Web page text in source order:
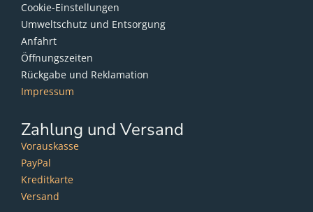
Cookie-Einstellungen
Umweltschutz und Entsorgung
Anfahrt
Öffnungszeiten
Rückgabe und Reklamation
Impressum
Zahlung und Versand
Vorauskasse
PayPal
Kreditkarte
Versand